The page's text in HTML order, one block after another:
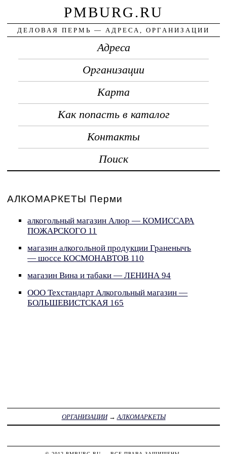
PMBURG.RU
ДЕЛОВАЯ ПЕРМЬ — АДРЕСА, ОРГАНИЗАЦИИ
Адреса
Организации
Карта
Как попасть в каталог
Контакты
Поиск
АЛКОМАРКЕТЫ Перми
алкогольный магазин Алюр — КОМИССАРА
ПОЖАРСКОГО 11
магазин алкогольной продукции Граненычъ
— шоссе КОСМОНАВТОВ 110
магазин Вина и табаки — ЛЕНИНА 94
ООО Техстандарт Алкогольный магазин —
БОЛЬШЕВИСТСКАЯ 165
ОРГАНИЗАЦИИ→ АЛКОМАРКЕТЫ